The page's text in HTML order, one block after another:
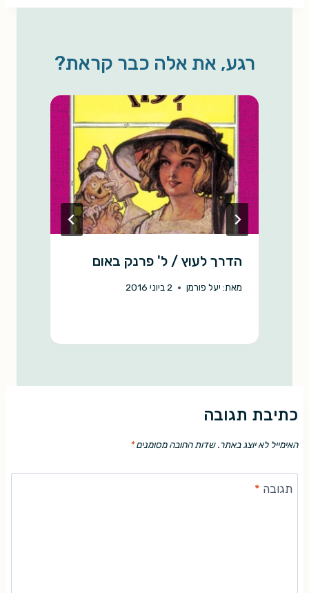
k
A
i
k
רגע, את אלה כבר קראת?
הדרך לעוץ / ל' פרנק באום
מאת: יעל פורמן 2 ביוני 2016
כתיבת תגובה
האימייל לא יוצג באתר. שדות החובה מסומנים*
תגובה *